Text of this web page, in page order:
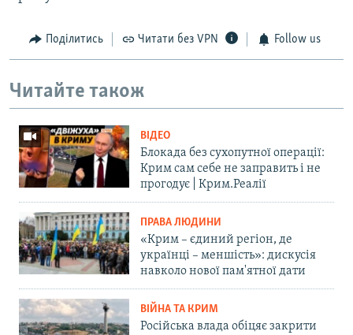
Поділитись Читати без VPN Follow us
Читайте також
ВІДЕО
Блокада без сухопутної операції:
Крим сам себе не заправить і не
прогодує | Крим.Реалії
ПРАВА ЛЮДИНИ
«Крим – єдиний регіон, де
українці – меншість»: дискусія
навколо нової пам'ятної дати
ВІЙНА ТА КРИМ
Російська влада обіцяє закрити